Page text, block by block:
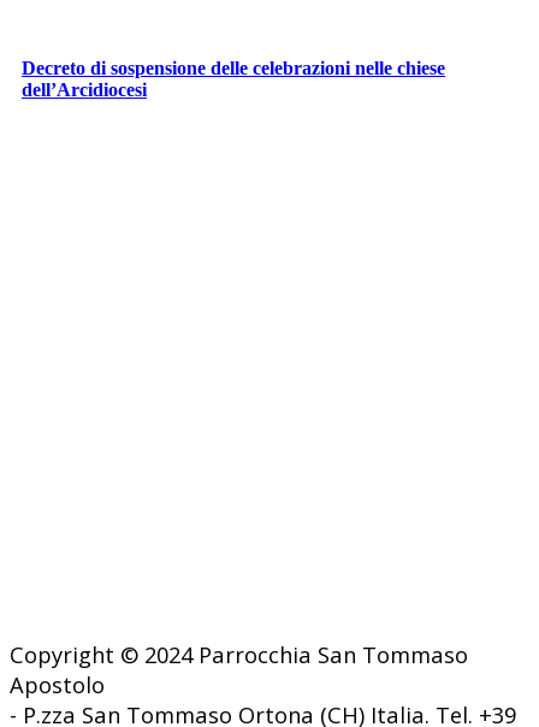
Decreto di sospensione delle celebrazioni nelle chiese
dell’Arcidiocesi
Copyright © 2024 Parrocchia San Tommaso
Apostolo
- P.zza San Tommaso Ortona (CH) Italia. Tel. +39